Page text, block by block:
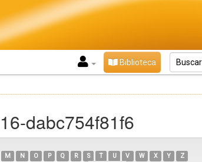
Biblioteca
dabc754f81f6
M N O P Q R S T U V W X Y Z